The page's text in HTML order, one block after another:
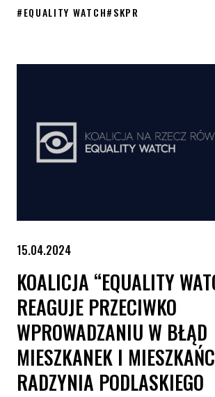
#EQUALITY WATCH#SKPR
15.04.2024
KOALICJA “EQUALITY
REAGUJE PRZECIWKO
WPROWADZANIU W BŁĄD
MIESZKANEK I
RADZYNIA PODLASKIEGO